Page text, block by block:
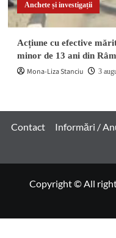
Anchete și investigații
Acțiune cu efective
minor de 13 ani din
Mona-Liza Stanciu 3
Contact Informări /
Copyright © All